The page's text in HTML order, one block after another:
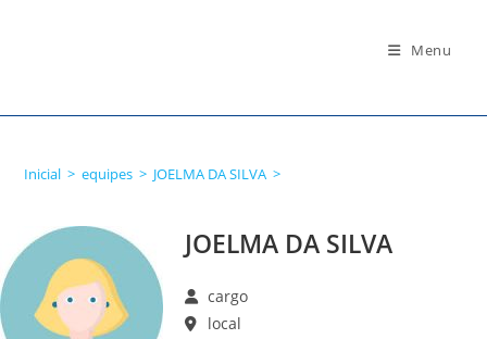
Menu
Inicial > equipes > JOELMA DA SILVA >
JOELMA DA SILVA
cargo
local